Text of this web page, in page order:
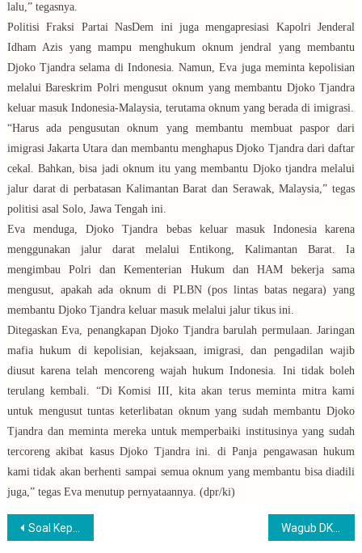
lalu,” tegasnya.
Politisi Fraksi Partai NasDem ini juga mengapresiasi Kapolri Jenderal
Idham Azis yang mampu menghukum oknum jendral yang membantu
Djoko Tjandra selama di Indonesia. Namun, Eva juga meminta kepolisian
melalui Bareskrim Polri mengusut oknum yang membantu Djoko Tjandra
keluar masuk Indonesia-Malaysia, terutama oknum yang berada di imigrasi.
“Harus ada pengusutan oknum yang membantu membuat paspor dari
imigrasi Jakarta Utara dan membantu menghapus Djoko Tjandra dari daftar
cekal. Bahkan, bisa jadi oknum itu yang membantu Djoko tjandra melalui
jalur darat di perbatasan Kalimantan Barat dan Serawak, Malaysia,” tegas
politisi asal Solo, Jawa Tengah ini.
Eva menduga, Djoko Tjandra bebas keluar masuk Indonesia karena
menggunakan jalur darat melalui Entikong, Kalimantan Barat. Ia
mengimbau Polri dan Kementerian Hukum dan HAM bekerja sama
mengusut, apakah ada oknum di PLBN (pos lintas batas negara) yang
membantu Djoko Tjandra keluar masuk melalui jalur tikus ini.
Ditegaskan Eva, penangkapan Djoko Tjandra barulah permulaan. Jaringan
mafia hukum di kepolisian, kejaksaan, imigrasi, dan pengadilan wajib
diusut karena telah mencoreng wajah hukum Indonesia. Ini tidak boleh
terulang kembali. “Di Komisi III, kita akan terus meminta mitra kami
untuk mengusut tuntas keterlibatan oknum yang sudah membantu Djoko
Tjandra dan meminta mereka untuk memperbaiki institusinya yang sudah
tercoreng akibat kasus Djoko Tjandra ini. di Panja pengawasan hukum
kami tidak akan berhenti sampai semua oknum yang membantu bisa diadili
juga,” tegas Eva menutup pernyataannya. (dpr/ki)
Navigasi
Soal Kepimilikan Senpi, Ketua MPR Tegaskan Tak Pernah Mengusulkan ke Kapolri Wagub DKI Salurkan Bansos ke Penggiat Seni di Jakarta